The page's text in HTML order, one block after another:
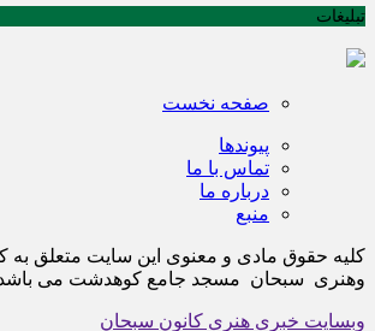
تبلیغات
صفحه نخست
پیوندها
تماس با ما
درباره ما
منبع
کلیه حقوق مادی و معنوی این سایت متعلق به
وهنری سبحان مسجد جامع کوهدشت می
وبسایت خبری هنری کانون سبحان